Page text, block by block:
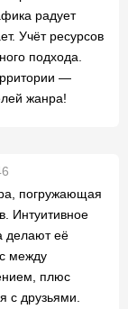
радует
Учёт ресурсов
подхода.
—
жанра!
погружающая
Интуитивное
делают её
между
плюс
с друзьями.